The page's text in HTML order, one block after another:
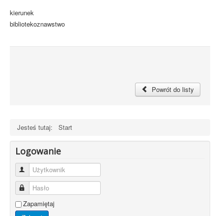
kierunek
bibliotekoznawstwo
Powrót do listy
Jesteś tutaj: Start
Logowanie
Użytkownik
Hasło
Zapamiętaj